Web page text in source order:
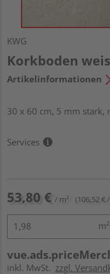
KWG
Korkboden
Artikelinformationen
30 x 60 cm, 5 mm stark,
Services
53,80 € / m² (106,52 €
m²
inkl. MwSt. zzgl.